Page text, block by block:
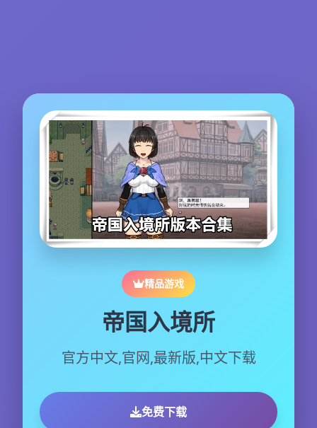
精品游戏
帝国入境所
官方中文,官网,最新版,中文下载
免费下载